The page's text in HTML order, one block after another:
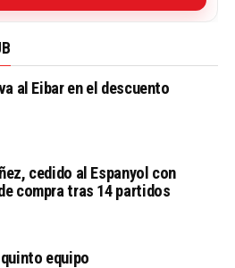
al Eibar en el descuento
cedido al Espanyol con
compra tras 14 partidos
equipo